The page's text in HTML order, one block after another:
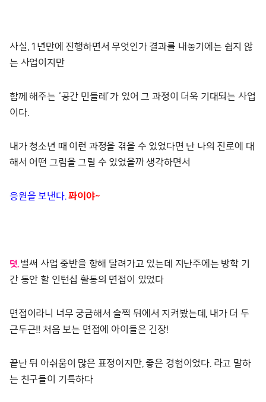
사실, 1년만에 진행하면서 무엇인가 결과를 내놓기에는 쉽지 않
는 사업이지만
함께 해주는 ‘공간 민들레’가 있어 그 과정이 더욱 기대되는 사업
이다.
내가 청소년 때 이런 과정을 겪을 수 있었다면 난 나의 진로에 대
해서 어떤 그림을 그릴 수 있었을까 생각하면서
응원을 보낸다.퐈이야~
덧. 벌써 사업 중반을 향해 달려가고 있는데 지난주에는 방학 기
간 동안 할 인턴십 활동의 면접이 있었다
면접이라니 너무 궁금해서 슬쩍 뒤에서 지켜봤는데, 내가 더 두
근두근!! 처음 보는 면접에 아이들은 긴장!
끝난 뒤 아쉬움이 많은 표정이지만, 좋은 경험이었다. 라고 말하
는 친구들이 기특하다